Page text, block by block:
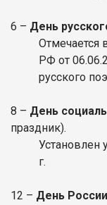
6 – День
Отмечается
РФ от
русского
8 – День
праздник).
Установлен
г.
12 – День России